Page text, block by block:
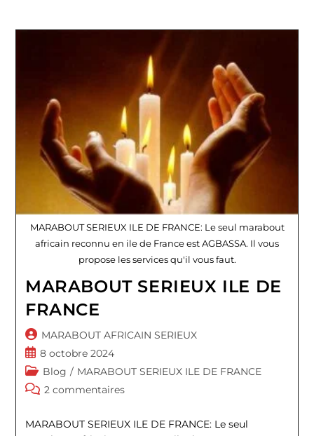
MARABOUT SERIEUX ILE DE FRANCE: Le seul marabout
africain reconnu en ile de France est AGBASSA. Il vous
propose les services qu'il vous faut.
MARABOUT SERIEUX ILE DE
FRANCE
Auteur/autrice
de
la
publication :
MARABOUT AFRICAIN SERIEUX
Publication
publiée :
8 octobre 2024
Post
category:
Blog / MARABOUT SERIEUX ILE DE FRANCE
Commentaires
la
publication :
2 commentaires
MARABOUT SERIEUX ILE DE FRANCE: Le seul